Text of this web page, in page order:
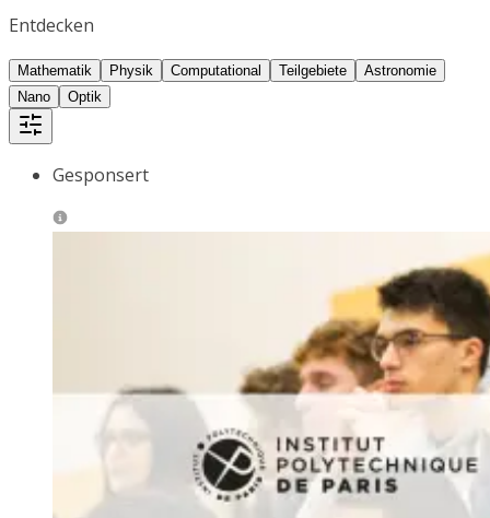
Entdecken
Mathematik Physik Computational Teilgebiete
Astronomie
Nano
Optik
Gesponsert